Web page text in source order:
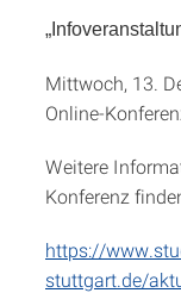
Mittwoch, 13.
Online-
Weitere
Konferenz
https://
stuttgart.de/